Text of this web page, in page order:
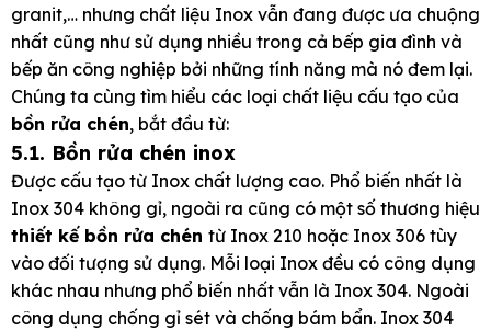
granit,… nhưng chất liệu Inox vẫn đang được ưa chuộng
nhất cũng như sử dụng nhiều trong cả bếp gia đình và
bếp ăn công nghiệp bởi những tính năng mà nó đem lại.
Chúng ta cùng tìm hiểu các loại chất liệu cấu tạo của
bồn rửa chén, bắt đầu từ:
5.1. Bồn rửa chén inox
Được cấu tạo từ Inox chất lượng cao. Phổ biến nhất là
Inox 304 không gỉ, ngoài ra cũng có một số thương hiệu
thiết kế bồn rửa chén từ Inox 210 hoặc Inox 306 tùy
vào đối tượng sử dụng. Mỗi loại Inox đều có công dụng
khác nhau nhưng phổ biến nhất vẫn là Inox 304. Ngoài
công dụng chống gỉ sét và chống bám bẩn. Inox 304